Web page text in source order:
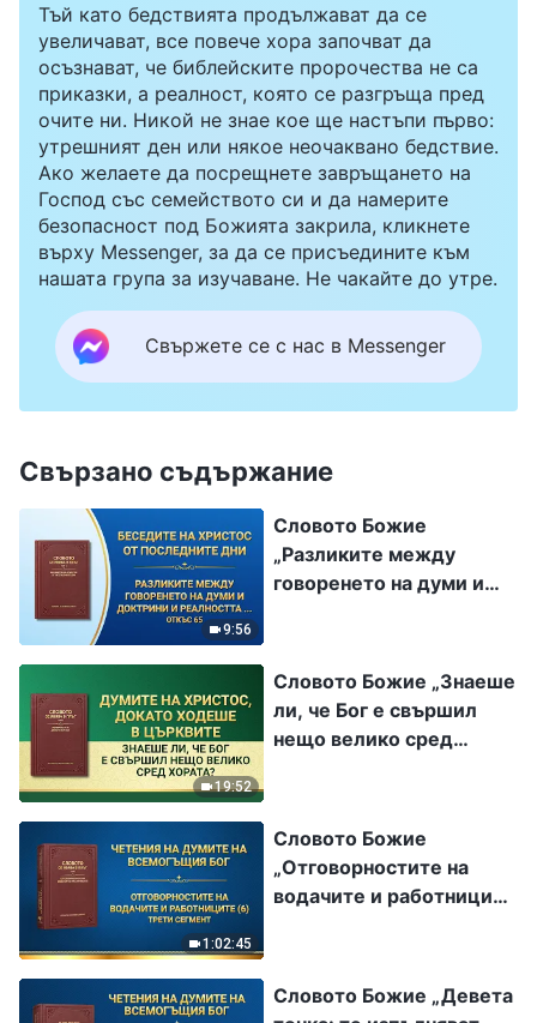
Тъй като бедствията продължават да се
увеличават, все повече хора започват да
осъзнават, че библейските пророчества не са
приказки, а реалност, която се разгръща пред
очите ни. Никой не знае кое ще настъпи първо:
утрешният ден или някое неочаквано бедствие.
Ако желаете да посрещнете завръщането на
Господ със семейството си и да намерите
безопасност под Божията закрила, кликнете
върху Messenger, за да се присъедините към
нашата група за изучаване. Не чакайте до утре.
Свържете се с нас в Messenger
Свързано съдържание
9:56
Словото Божие
„Разликите между
говоренето на думи и
19:52
Словото Божие „Знаеше
ли, че Бог е свършил
нещо велико сред
1:02:45
Словото Божие
„Отговорностите на
водачите и работниците
Словото Божие „Девета